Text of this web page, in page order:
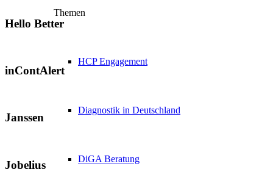
Themen
HCP Engagement
Diagnostik in Deutschland
DiGA Beratung
Hello Better
inContAlert
Janssen
Jobelius